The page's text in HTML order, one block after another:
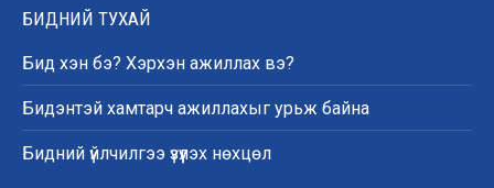
БИДНИЙ ТУХАЙ
Бид хэн бэ? Хэрхэн ажиллах вэ?
Бидэнтэй хамтарч ажиллахыг урьж байна
Бидний үйлчилгээ үзүүлэх нөхцөл